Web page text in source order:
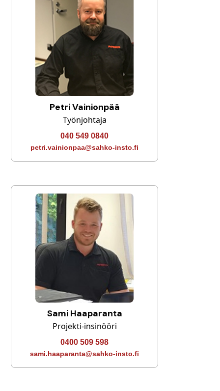
Petri Vainionpää
Työnjohtaja
040 549 0840
petri.vainionpaa@sahko-insto.fi
Sami Haaparanta
Projekti-insinööri
0400 509 598
sami.haaparanta@sahko-insto.fi